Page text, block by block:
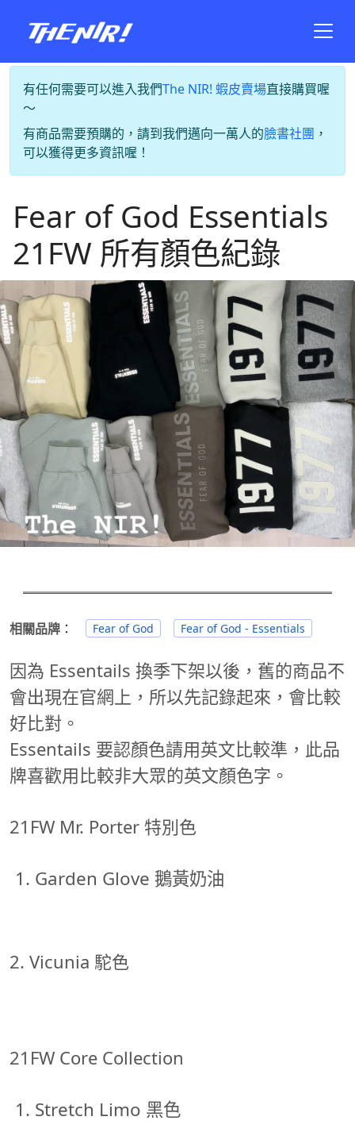
有任何需要可以進入我們The NIR! 蝦皮賣場直接購買喔
～
有商品需要預購的，請到我們邁向一萬人的臉書社團 ，
可以獲得更多資訊喔！
Fear of God Essentials
21FW 所有顏色紀錄
相關品牌 ： Fear of God Fear of God - Essentials
因為 Essentails 換季下架以後，舊的商品不
會出現在官網上，所以先記錄起來，會比較
好比對。
Essentails 要認顏色請用英文比較準，此品
牌喜歡用比較非大眾的英文顏色字。
21FW Mr. Porter 特別色
Garden Glove 鵝黃奶油
2. Vicunia 駝色
21FW Core Collection
Stretch Limo 黑色